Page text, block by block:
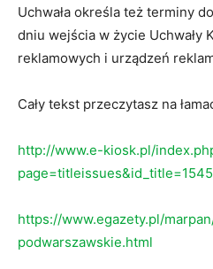
Uchwała określa też terminy
dniu wejścia w życie Uchwały
reklamowych i urządzeń
Cały tekst przeczytasz na
http://www.e-kiosk.pl/
https://www.egazety.pl/
podwarszawskie.html